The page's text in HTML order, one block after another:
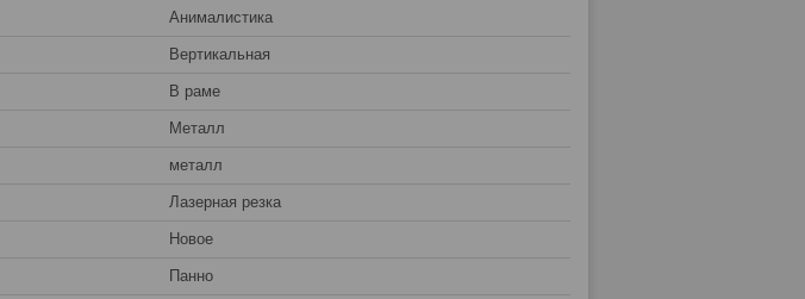
Анималистика
Вертикальная
В раме
Металл
металл
Лазерная резка
Новое
Панно